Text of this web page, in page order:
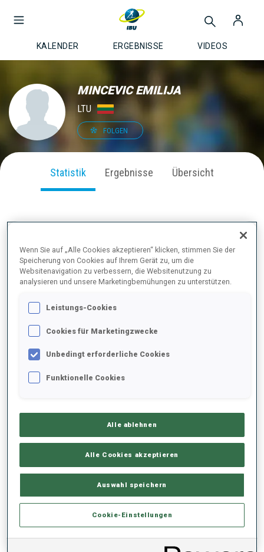
KALENDER ERGEBNISSE VIDEOS
MINCEVIC EMILIJA
LTU
FOLGEN
Statistik Ergebnisse Übersicht
PERFORMANCE
Keine Daten vorhanden
Keine Daten vorhanden
STEHENDSCHIESSEN
Wenn Sie auf „Alle Cookies akzeptieren“ klicken, stimmen Sie der
Speicherung von Cookies auf Ihrem Gerät zu, um die
Websitenavigation zu verbessern, die Websitenutzung zu
analysieren und unsere Marketingbemühungen zu unterstützen.
Leistungs-Cookies
Cookies für Marketingzwecke
Unbedingt erforderliche Cookies
Funktionelle Cookies
Alle ablehnen
Alle Cookies akzeptieren
Auswahl speichern
Cookie-Einstellungen